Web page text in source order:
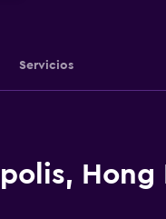
Servicios
Hong